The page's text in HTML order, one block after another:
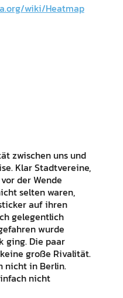
wiki/Heatmap
zwischen uns und
Klar Stadtvereine,
der Wende
selten waren,
auf ihren
gelegentlich
wurde
ging. Die paar
große Rivalität.
nicht in Berlin.
nicht